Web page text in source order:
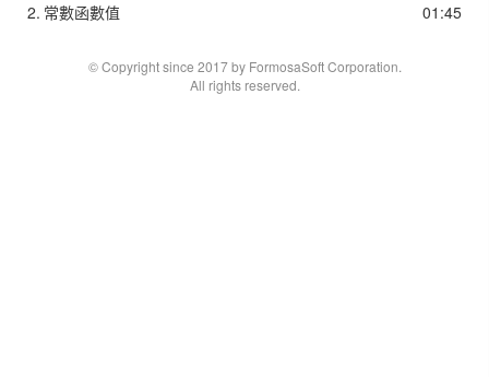
01:45
2. 常數函數值
© Copyright since 2017 by FormosaSoft Corporation.
All rights reserved.